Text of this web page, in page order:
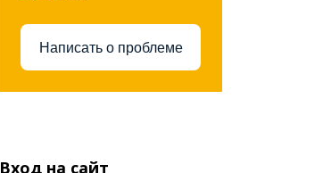
Написать о проблеме
Вход на сайт